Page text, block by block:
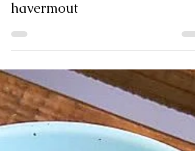
havermout